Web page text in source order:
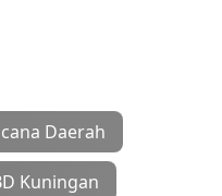
Daerah
Kuningan